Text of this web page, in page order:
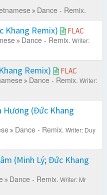
Dance - Remix.
Khang Remix) FLAC
Dance - Remix. Writer:
Remix) FLAC
Dance - Remix. Writer:
Hương (Đức Khang
Dance - Remix. Writer: Duy
(Minh Lý; Đức Khang
Dance - Remix. Writer: Mr